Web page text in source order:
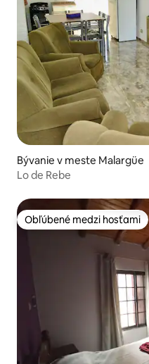
Bývanie v meste Malargüe
Lo de Rebe
Obľúbené medzi hosťami
Obľúbené medzi hosťami